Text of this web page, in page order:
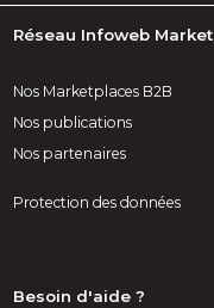
Réseau Infoweb Market
Nos Marketplaces B2B
Nos publications
Nos partenaires
Protection des données
Besoin d'aide ?